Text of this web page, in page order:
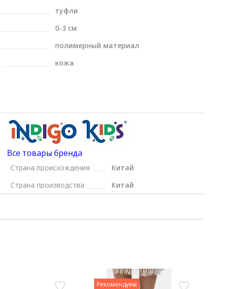
туфли
0-3 см
полимерный материал
кожа
Все товары бренда
Страна происхождения
Китай
Страна производства
Китай
Рекомендуем